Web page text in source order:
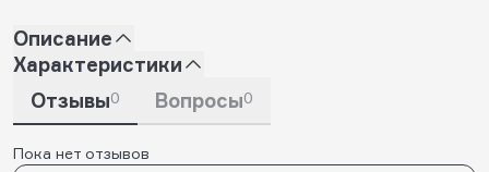
Описание
Характеристики
Отзывы0 Вопросы0
Пока нет отзывов